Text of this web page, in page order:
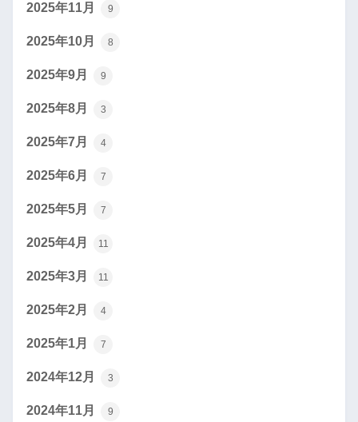
2025年11月 9
2025年10月 8
2025年9月 9
2025年8月 3
2025年7月 4
2025年6月 7
2025年5月 7
2025年4月 11
2025年3月 11
2025年2月 4
2025年1月 7
2024年12月 3
2024年11月 9